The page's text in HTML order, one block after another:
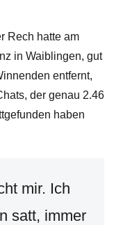
Rech hatte am
in Waiblingen, gut
entfernt,
der genau 2.46
haben
mir. Ich
satt, immer